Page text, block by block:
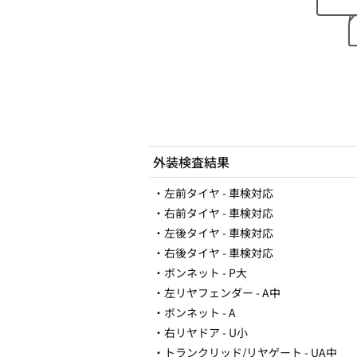
外装検査結果
・左前タイヤ - 車検対応
・右前タイヤ - 車検対応
・左後タイヤ - 車検対応
・右後タイヤ - 車検対応
・ボンネット - P大
・左リヤフェンダー - A中
・ボンネット - A
・右リヤドア - U小
・トランクリッド/リヤゲート - UA中